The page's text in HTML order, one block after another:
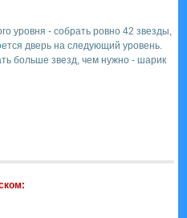
уровня - собрать ровно 42 звезды,
дверь на следующий уровень.
больше звезд, чем нужно - шарик